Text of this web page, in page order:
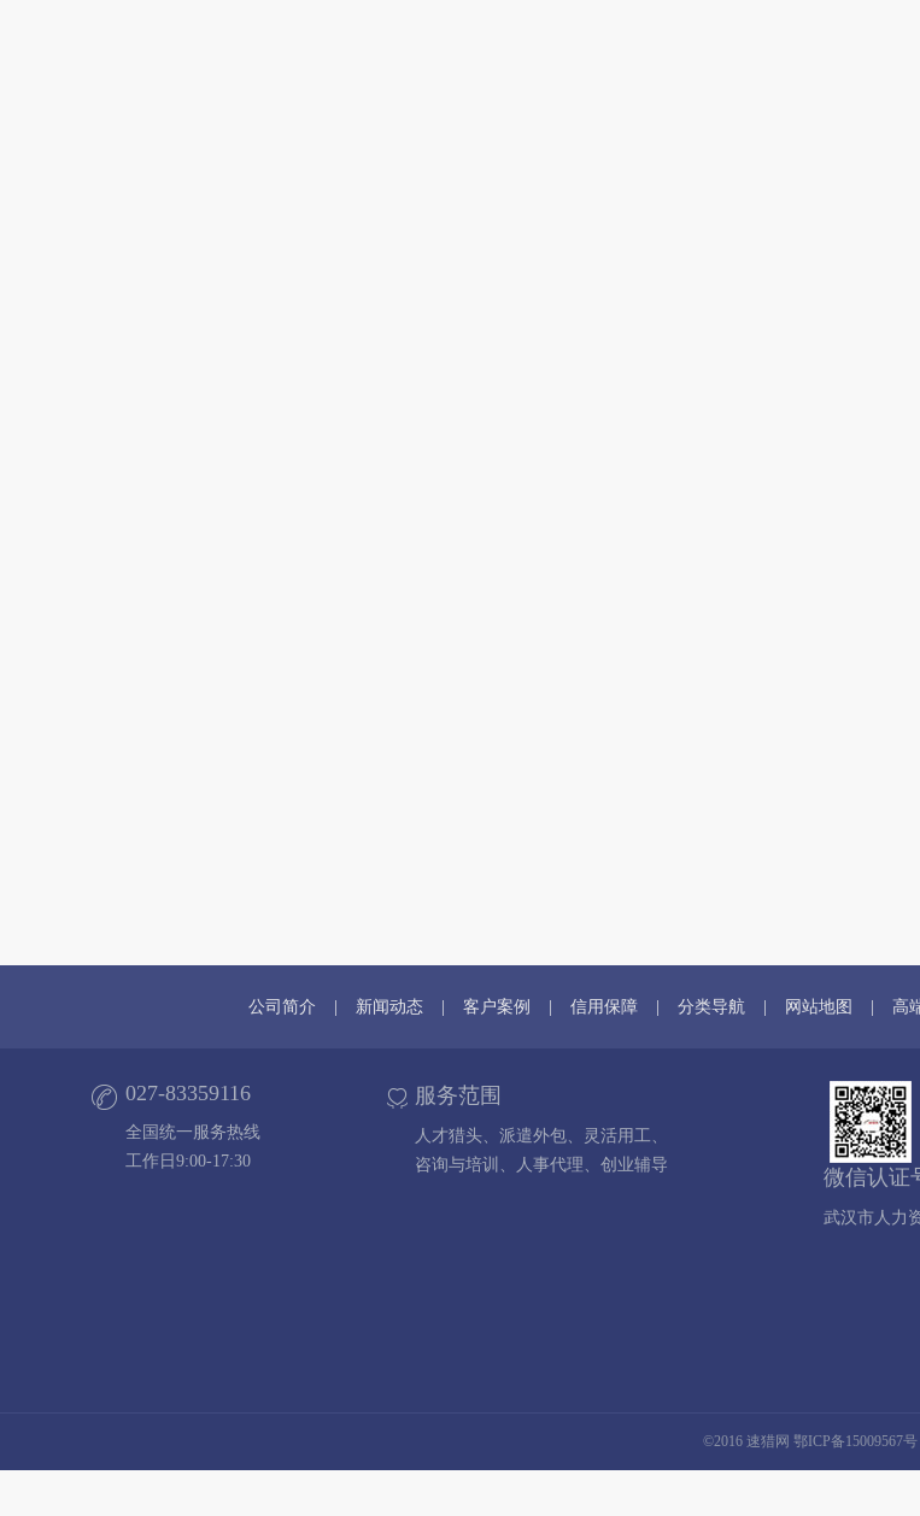
公司简介 新闻动态 客户案例 信用保障 分类导航 网站地图 高
027-83359116
全国统一服务热线
工作日9:00-17:30
服务范围
人才猎头、派遣外包、灵活用工、
咨询与培训、人事代理、创业辅导
微信认证
武汉市人力
©2016 速猎网 鄂ICP备15009567号